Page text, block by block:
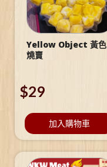
Yellow Object 黃色
燒賣
$29
加入購物車